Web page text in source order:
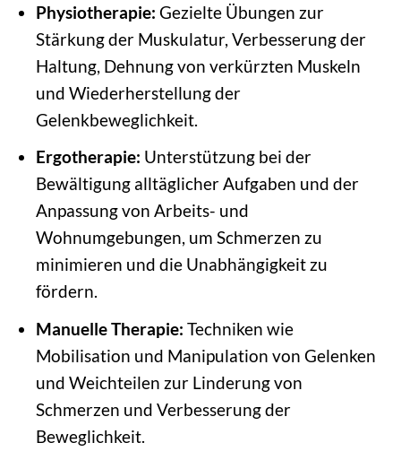
Physiotherapie: Gezielte Übungen zur
Stärkung der Muskulatur, Verbesserung der
Haltung, Dehnung von verkürzten Muskeln
und Wiederherstellung der
Gelenkbeweglichkeit.
Ergotherapie: Unterstützung bei der
Bewältigung alltäglicher Aufgaben und der
Anpassung von Arbeits- und
Wohnumgebungen, um Schmerzen zu
minimieren und die Unabhängigkeit zu
fördern.
Manuelle Therapie: Techniken wie
Mobilisation und Manipulation von Gelenken
und Weichteilen zur Linderung von
Schmerzen und Verbesserung der
Beweglichkeit.